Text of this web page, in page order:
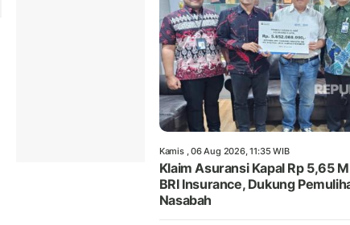
Kamis , 06 Aug 2026, 11:35 WIB
Klaim Asuransi Kapal Rp 5,65
BRI Insurance, Dukung
Nasabah